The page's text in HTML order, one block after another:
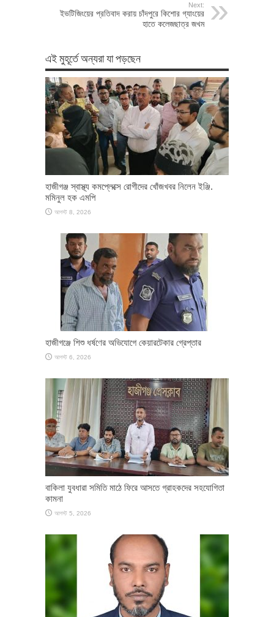
Next:
ইভটিজিংয়ের প্রতিবাদ করায় চাঁদপুরে কিশোর গ্যাংয়ের
হাতে কলেজছাত্র জখম
এই মুহূর্তে অন্যরা যা পড়ছেন
হাজীগঞ্জ স্বাস্থ্য কমপ্লেক্সে রোগীদের খোঁজখবর নিলেন ইঞ্জি.
মমিনুল হক এমপি
আগস্ট 8, 2026
হাজীগঞ্জে শিশু ধর্ষণের অভিযোগে কেয়ারটেকার গ্রেপ্তার
আগস্ট 6, 2026
বাকিলা যুবধারা সমিতি মাঠে ফিরে আসতে গ্রাহকদের সহযোগিতা
কামনা
আগস্ট 5, 2026